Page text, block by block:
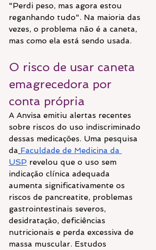
"Perdi peso, mas agora estou
reganhando tudo". Na maioria das
vezes, o problema não é a caneta,
mas como ela está sendo usada.
O risco de usar caneta
emagrecedora por
conta própria
A Anvisa emitiu alertas recentes
sobre riscos do uso indiscriminado
dessas medicações. Uma pesquisa
da Faculdade de Medicina da
USP revelou que o uso sem
indicação clínica adequada
aumenta significativamente os
riscos de pancreatite, problemas
gastrointestinais severos,
desidratação, deficiências
nutricionais e perda excessiva de
massa muscular. Estudos